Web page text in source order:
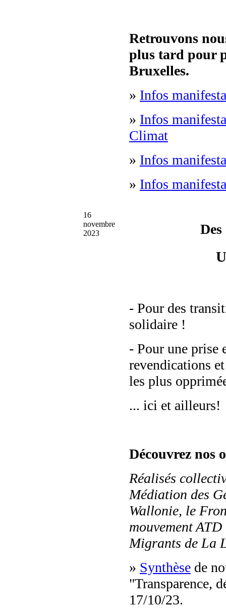
Retrouvons
plus tard pour
Bruxelles.
» Infos
» Infos
Climat
» Infos
» Infos
16
novembre
2023
- Pour des
solidaire !
- Pour une prise
revendications
les plus
... ici et ailleurs!
Découvrez nos
Réalisés
Médiation des
Wallonie, le
mouvement
Migrants de La
» Synthèse de
"Transparence,
17/10/23.